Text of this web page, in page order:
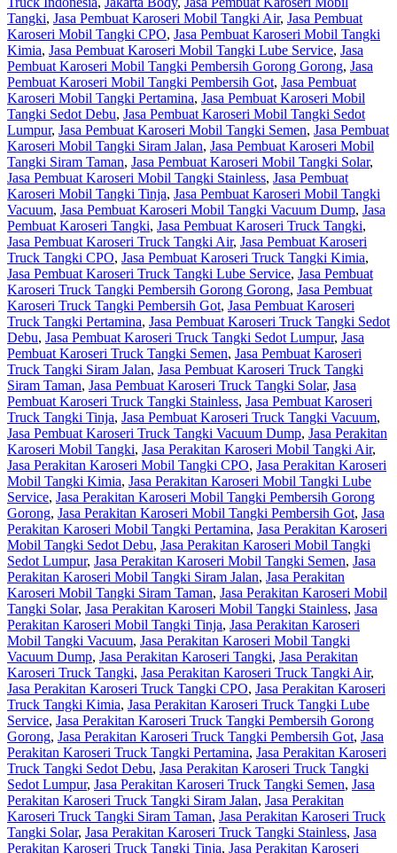
Tangki, Jasa Pembuat Karoseri Mobil Tangki Air, Jasa Pembuat
Karoseri Mobil Tangki CPO, Jasa Pembuat Karoseri Mobil Tangki
Kimia, Jasa Pembuat Karoseri Mobil Tangki Lube Service, Jasa
Pembuat Karoseri Mobil Tangki Pembersih Gorong Gorong, Jasa
Pembuat Karoseri Mobil Tangki Pembersih Got, Jasa Pembuat
Karoseri Mobil Tangki Pertamina, Jasa Pembuat Karoseri Mobil
Tangki Sedot Debu, Jasa Pembuat Karoseri Mobil Tangki Sedot
Lumpur, Jasa Pembuat Karoseri Mobil Tangki Semen, Jasa Pembuat
Karoseri Mobil Tangki Siram Jalan, Jasa Pembuat Karoseri Mobil
Tangki Siram Taman, Jasa Pembuat Karoseri Mobil Tangki Solar,
Jasa Pembuat Karoseri Mobil Tangki Stainless, Jasa Pembuat
Karoseri Mobil Tangki Tinja, Jasa Pembuat Karoseri Mobil Tangki
Vacuum, Jasa Pembuat Karoseri Mobil Tangki Vacuum Dump, Jasa
Pembuat Karoseri Tangki, Jasa Pembuat Karoseri Truck Tangki,
Jasa Pembuat Karoseri Truck Tangki Air, Jasa Pembuat Karoseri
Truck Tangki CPO, Jasa Pembuat Karoseri Truck Tangki Kimia,
Jasa Pembuat Karoseri Truck Tangki Lube Service, Jasa Pembuat
Karoseri Truck Tangki Pembersih Gorong Gorong, Jasa Pembuat
Karoseri Truck Tangki Pembersih Got, Jasa Pembuat Karoseri
Truck Tangki Pertamina, Jasa Pembuat Karoseri Truck Tangki Sedot
Debu, Jasa Pembuat Karoseri Truck Tangki Sedot Lumpur, Jasa
Pembuat Karoseri Truck Tangki Semen, Jasa Pembuat Karoseri
Truck Tangki Siram Jalan, Jasa Pembuat Karoseri Truck Tangki
Siram Taman, Jasa Pembuat Karoseri Truck Tangki Solar, Jasa
Pembuat Karoseri Truck Tangki Stainless, Jasa Pembuat Karoseri
Truck Tangki Tinja, Jasa Pembuat Karoseri Truck Tangki Vacuum,
Jasa Pembuat Karoseri Truck Tangki Vacuum Dump, Jasa Perakitan
Karoseri Mobil Tangki, Jasa Perakitan Karoseri Mobil Tangki Air,
Jasa Perakitan Karoseri Mobil Tangki CPO, Jasa Perakitan Karoseri
Mobil Tangki Kimia, Jasa Perakitan Karoseri Mobil Tangki Lube
Service, Jasa Perakitan Karoseri Mobil Tangki Pembersih Gorong
Gorong, Jasa Perakitan Karoseri Mobil Tangki Pembersih Got, Jasa
Perakitan Karoseri Mobil Tangki Pertamina, Jasa Perakitan Karoseri
Mobil Tangki Sedot Debu, Jasa Perakitan Karoseri Mobil Tangki
Sedot Lumpur, Jasa Perakitan Karoseri Mobil Tangki Semen, Jasa
Perakitan Karoseri Mobil Tangki Siram Jalan, Jasa Perakitan
Karoseri Mobil Tangki Siram Taman, Jasa Perakitan Karoseri Mobil
Tangki Solar, Jasa Perakitan Karoseri Mobil Tangki Stainless, Jasa
Perakitan Karoseri Mobil Tangki Tinja, Jasa Perakitan Karoseri
Mobil Tangki Vacuum, Jasa Perakitan Karoseri Mobil Tangki
Vacuum Dump, Jasa Perakitan Karoseri Tangki, Jasa Perakitan
Karoseri Truck Tangki, Jasa Perakitan Karoseri Truck Tangki Air,
Jasa Perakitan Karoseri Truck Tangki CPO, Jasa Perakitan Karoseri
Truck Tangki Kimia, Jasa Perakitan Karoseri Truck Tangki Lube
Service, Jasa Perakitan Karoseri Truck Tangki Pembersih Gorong
Gorong, Jasa Perakitan Karoseri Truck Tangki Pembersih Got, Jasa
Perakitan Karoseri Truck Tangki Pertamina, Jasa Perakitan Karoseri
Truck Tangki Sedot Debu, Jasa Perakitan Karoseri Truck Tangki
Sedot Lumpur, Jasa Perakitan Karoseri Truck Tangki Semen, Jasa
Perakitan Karoseri Truck Tangki Siram Jalan, Jasa Perakitan
Karoseri Truck Tangki Siram Taman, Jasa Perakitan Karoseri Truck
Tangki Solar, Jasa Perakitan Karoseri Truck Tangki Stainless, Jasa
Perakitan Karoseri Truck Tangki Tinja, Jasa Perakitan Karoseri